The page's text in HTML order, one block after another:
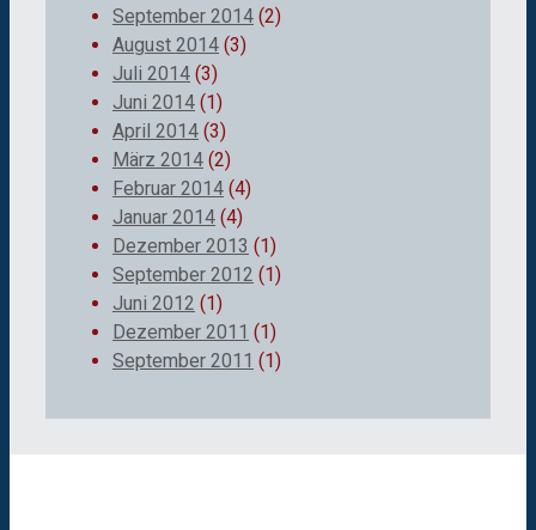
September 2014 (2)
August 2014 (3)
Juli 2014 (3)
Juni 2014 (1)
April 2014 (3)
März 2014 (2)
Februar 2014 (4)
Januar 2014 (4)
Dezember 2013 (1)
September 2012 (1)
Juni 2012 (1)
Dezember 2011 (1)
September 2011 (1)